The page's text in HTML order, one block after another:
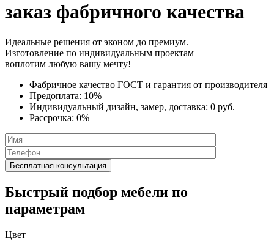
заказ фабричного качества
Идеальные решения от эконом до премиум.
Изготовление по индивидуальным проектам —
воплотим любую вашу мечту!
Фабричное качество ГОСТ и гарантия от производителя
Предоплата: 10%
Индивидуальный дизайн, замер, доставка: 0 руб.
Рассрочка: 0%
Быстрый подбор мебели по
параметрам
Цвет